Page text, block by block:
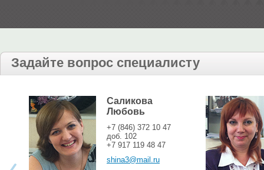
Задайте вопрос специалисту
Саликова
Любовь
+7 (846) 372 10 47
доб. 102
+7 917 119 48 47
shina3@mail.ru